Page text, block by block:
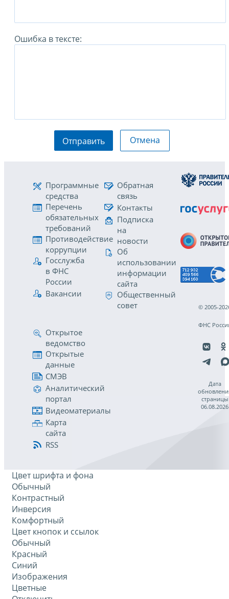
Ошибка в тексте:
Отправить Отмена
Программные
средства
Перечень
обязательных
требований
Противодействие
коррупции
Госслужба
в ФНС
России
Вакансии
Обратная
связь
Контакты
Подписка
на
новости
Об
использовании
информации
сайта
Общественный
совет
Открытое
ведомство
Открытые
данные
СМЭВ
Аналитический
портал
Видеоматериалы
Карта
сайта
RSS
© 2005-
ФНС
Дата
страницы
06.08.2026
Цвет шрифта и фона
Обычный
Контрастный
Инверсия
Комфортный
Цвет кнопок и ссылок
Обычный
Красный
Синий
Изображения
Цветные